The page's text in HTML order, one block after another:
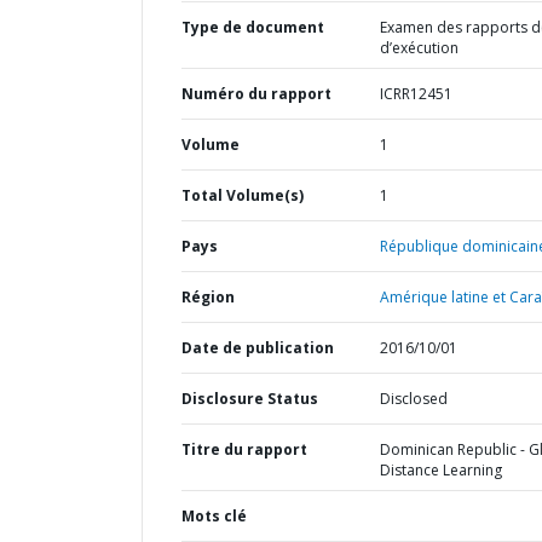
Type de document
Examen des rapports
d’exécution
Numéro du rapport ICRR12451
Volume 1
Total Volume(s) 1
Pays République
Région Amérique latine et
Date de publication 2016/10/01
Disclosure Status Disclosed
Titre du rapport
Dominican Republic -
Distance Learning
Mots clé